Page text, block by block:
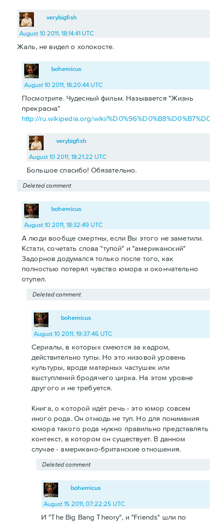
verybigfish
August 10 2011, 18:14:41 UTC
Жаль, не видел о холокосте.
bohemicus
August 10 2011, 18:20:44 UTC
Посмотрите. Чудесный фильм. Называется "Жизнь
прекрасна"
http://ru.wikipedia.org/wiki/
verybigfish
August 10 2011, 18:21:22 UTC
Большое спасибо! Обязательно.
Deleted comment
bohemicus
August 10 2011, 18:32:49 UTC
А люди вообще смертны, если Вы этого не заметили.
Кстати, сочетать слова "тупой" и "американский"
Задорнов додумался только после того, как
полностью потерял чувство юмора и окончательно
отупел.
Deleted comment
bohemicus
August 10 2011, 19:37:46 UTC
Сериалы, в которых смеются за кадром,
действительно тупы. Но это низовой уровень
культуры, вроде матерных частушек или
выступлений бродячего цирка. На этом уровне
другого и не требуется.
Книга, о которой идёт речь - это юмор совсем
иного рода. Он отнюдь не туп. Но для понимания
юмора такого рода нужно правильно представлять
контекст, в котором он существует. В данном
случае - американо-британские отношения.
Deleted comment
bohemicus
August 15 2011, 07:22:25 UTC
И "The Big Bang Theory", и "Friends" шли по